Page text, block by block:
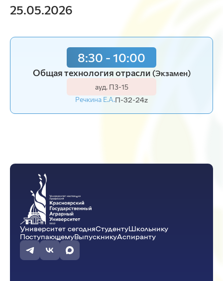
25.05.2026
8:30 - 10:00
Общая технология отрасли (Экзамен)
ауд. П3-15
Речкина Е.А.П-32-24z
Университет сегодняСтудентуШкольнику
ПоступающемуВыпускникуАспиранту